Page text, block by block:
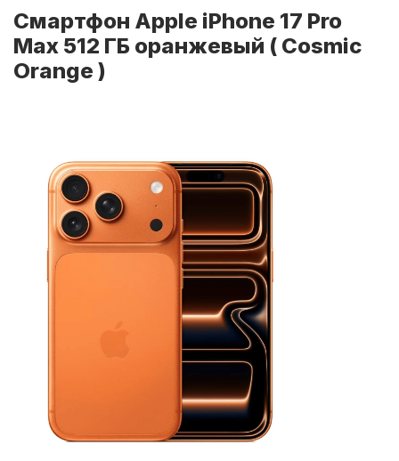
Смартфон Apple iPhone 17 Pro
Max 512 ГБ оранжевый ( Cosmic
Orange )